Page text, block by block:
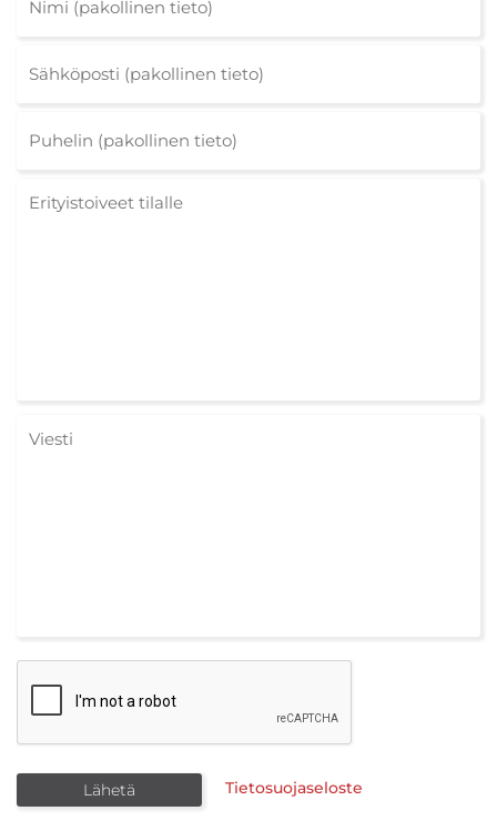
Tietosuojaseloste